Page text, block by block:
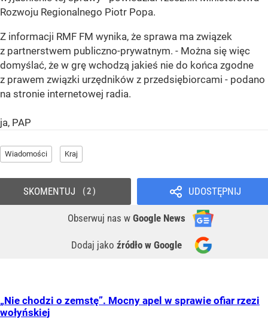
Rozwoju Regionalnego Piotr Popa.
Z informacji RMF FM wynika, że sprawa ma związek
z partnerstwem publiczno-prywatnym. - Można się więc
domyślać, że w grę wchodzą jakieś nie do końca zgodne
z prawem związki urzędników z przedsiębiorcami - podano
na stronie internetowej radia.
ja, PAP
Wiadomości Kraj
UDOSTĘPNIJ
Obserwuj nas w Google News
Dodaj jako źródło w Google
SKOMENTUJ 2
„Nie chodzi o zemstę”. Mocny apel w sprawie ofiar rzezi
wołyńskiej